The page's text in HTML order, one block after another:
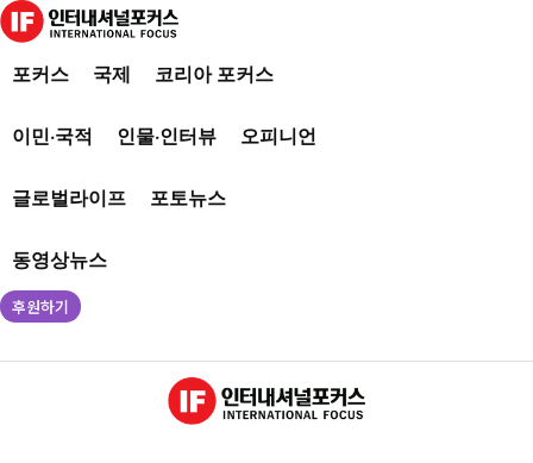
포커스 국제 코리아 포커스
이민·국적 인물·인터뷰 오피니언
글로벌라이프 포토뉴스
동영상뉴스
후원하기